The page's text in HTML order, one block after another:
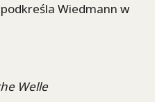
Wiedmann w
Welle